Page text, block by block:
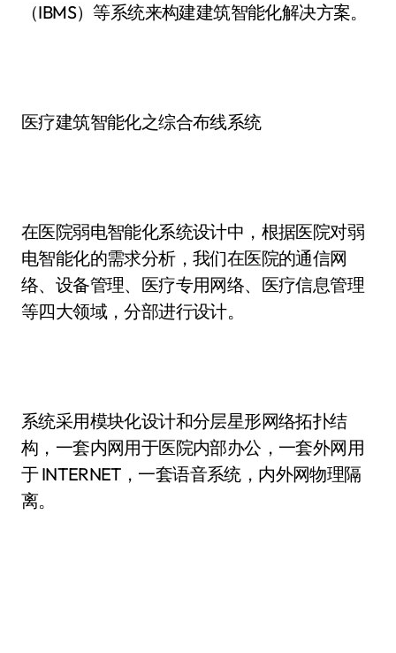
（IBMS）等系统来构建建筑智能化解决方案。
医疗建筑智能化之综合布线系统
在医院弱电智能化系统设计中，根据医院对弱
电智能化的需求分析，我们在医院的通信网
络、设备管理、医疗专用网络、医疗信息管理
等四大领域，分部进行设计。
系统采用模块化设计和分层星形网络拓扑结
构，一套内网用于医院内部办公，一套外网用
于 INTERNET，一套语音系统，内外网物理隔
离。